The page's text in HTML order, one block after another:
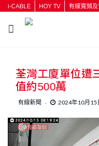
i-CABLE HOY TV 有線寬頻
按
荃灣工廈單位遭
值約500萬
有線新聞 2024年10月15